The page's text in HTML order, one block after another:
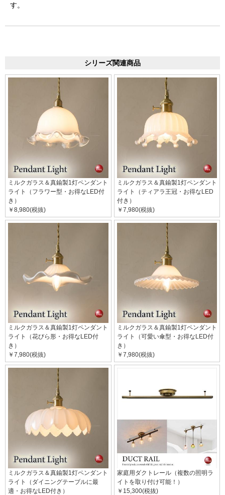
す。
シリーズ関連商品
ミルクガラス＆真鍮製1灯ペンダント
ライト（フラワー型・お得なLED付
き）
￥8,980(税抜)
ミルクガラス＆真鍮製1灯ペンダント
ライト（ティアラ王冠・お得なLED
付き）
￥7,980(税抜)
ミルクガラス＆真鍮製1灯ペンダント
ライト（花びら形・お得なLED付
き）
￥7,980(税抜)
ミルクガラス＆真鍮製1灯ペンダント
ライト（可愛い傘型・お得なLED付
き）
￥7,980(税抜)
ミルクガラス＆真鍮製1灯ペンダント
ライト（ダイニングテーブルに最
適・お得なLED付き）
家庭用ダクトレール（複数の照明ラ
イトを取り付け可能！）
￥15,300(税抜)